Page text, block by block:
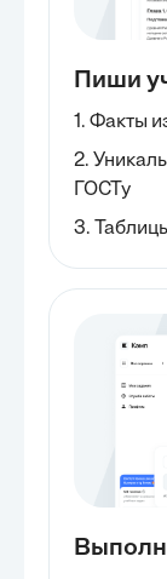
Пиши
1. Факты
2.
ГОСТу
3.